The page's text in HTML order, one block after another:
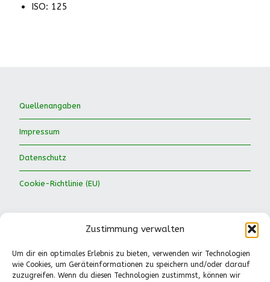
Zustimmung verwalten
Um dir ein optimales Erlebnis zu bieten, verwenden wir Technologien
wie Cookies, um Geräteinformationen zu speichern und/oder darauf
zuzugreifen. Wenn du diesen Technologien zustimmst, können wir
ISO: 125
Quellenangaben
Impressum
Datenschutz
Cookie-Richtlinie (EU)
Waldkinder Ismaning e.V.